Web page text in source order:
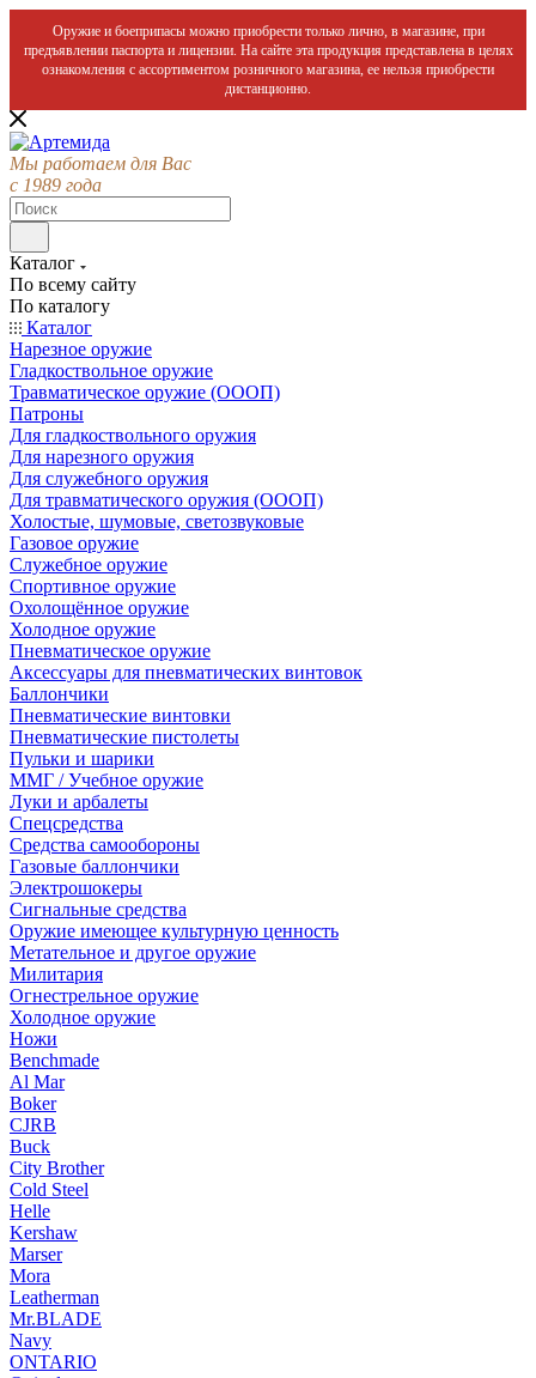
Оружие и боеприпасы можно приобрести только лично, в магазине, при
предъявлении паспорта и лицензии. На сайте эта продукция представлена в целях
ознакомления с ассортиментом розничного магазина, ее нельзя приобрести
дистанционно.
Мы работаем для Вас
с 1989 года
Каталог
По всему сайту
По каталогу
Каталог
Нарезное оружие
Гладкоствольное оружие
Травматическое оружие (ОООП)
Патроны
Для гладкоствольного оружия
Для нарезного оружия
Для служебного оружия
Для травматического оружия (ОООП)
Холостые, шумовые, светозвуковые
Газовое оружие
Служебное оружие
Спортивное оружие
Охолощённое оружие
Холодное оружие
Пневматическое оружие
Аксессуары для пневматических винтовок
Баллончики
Пневматические винтовки
Пневматические пистолеты
Пульки и шарики
ММГ / Учебное оружие
Луки и арбалеты
Спецсредства
Средства самообороны
Газовые баллончики
Электрошокеры
Сигнальные средства
Оружие имеющее культурную ценность
Метательное и другое оружие
Милитария
Огнестрельное оружие
Холодное оружие
Ножи
Benchmade
Al Mar
Boker
CJRB
Buck
City Brother
Cold Steel
Helle
Kershaw
Marser
Mora
Leatherman
Mr.BLADE
Navy
ONTARIO